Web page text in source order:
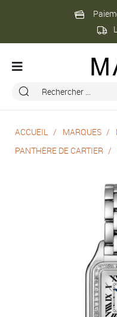
ACCUEIL MARQUES
PANTHÈRE DE CARTIER